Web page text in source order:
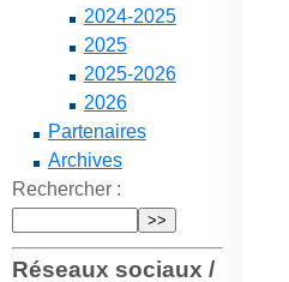
2024-2025
2025
2025-2026
2026
Partenaires
Archives
Rechercher :
Réseaux sociaux /